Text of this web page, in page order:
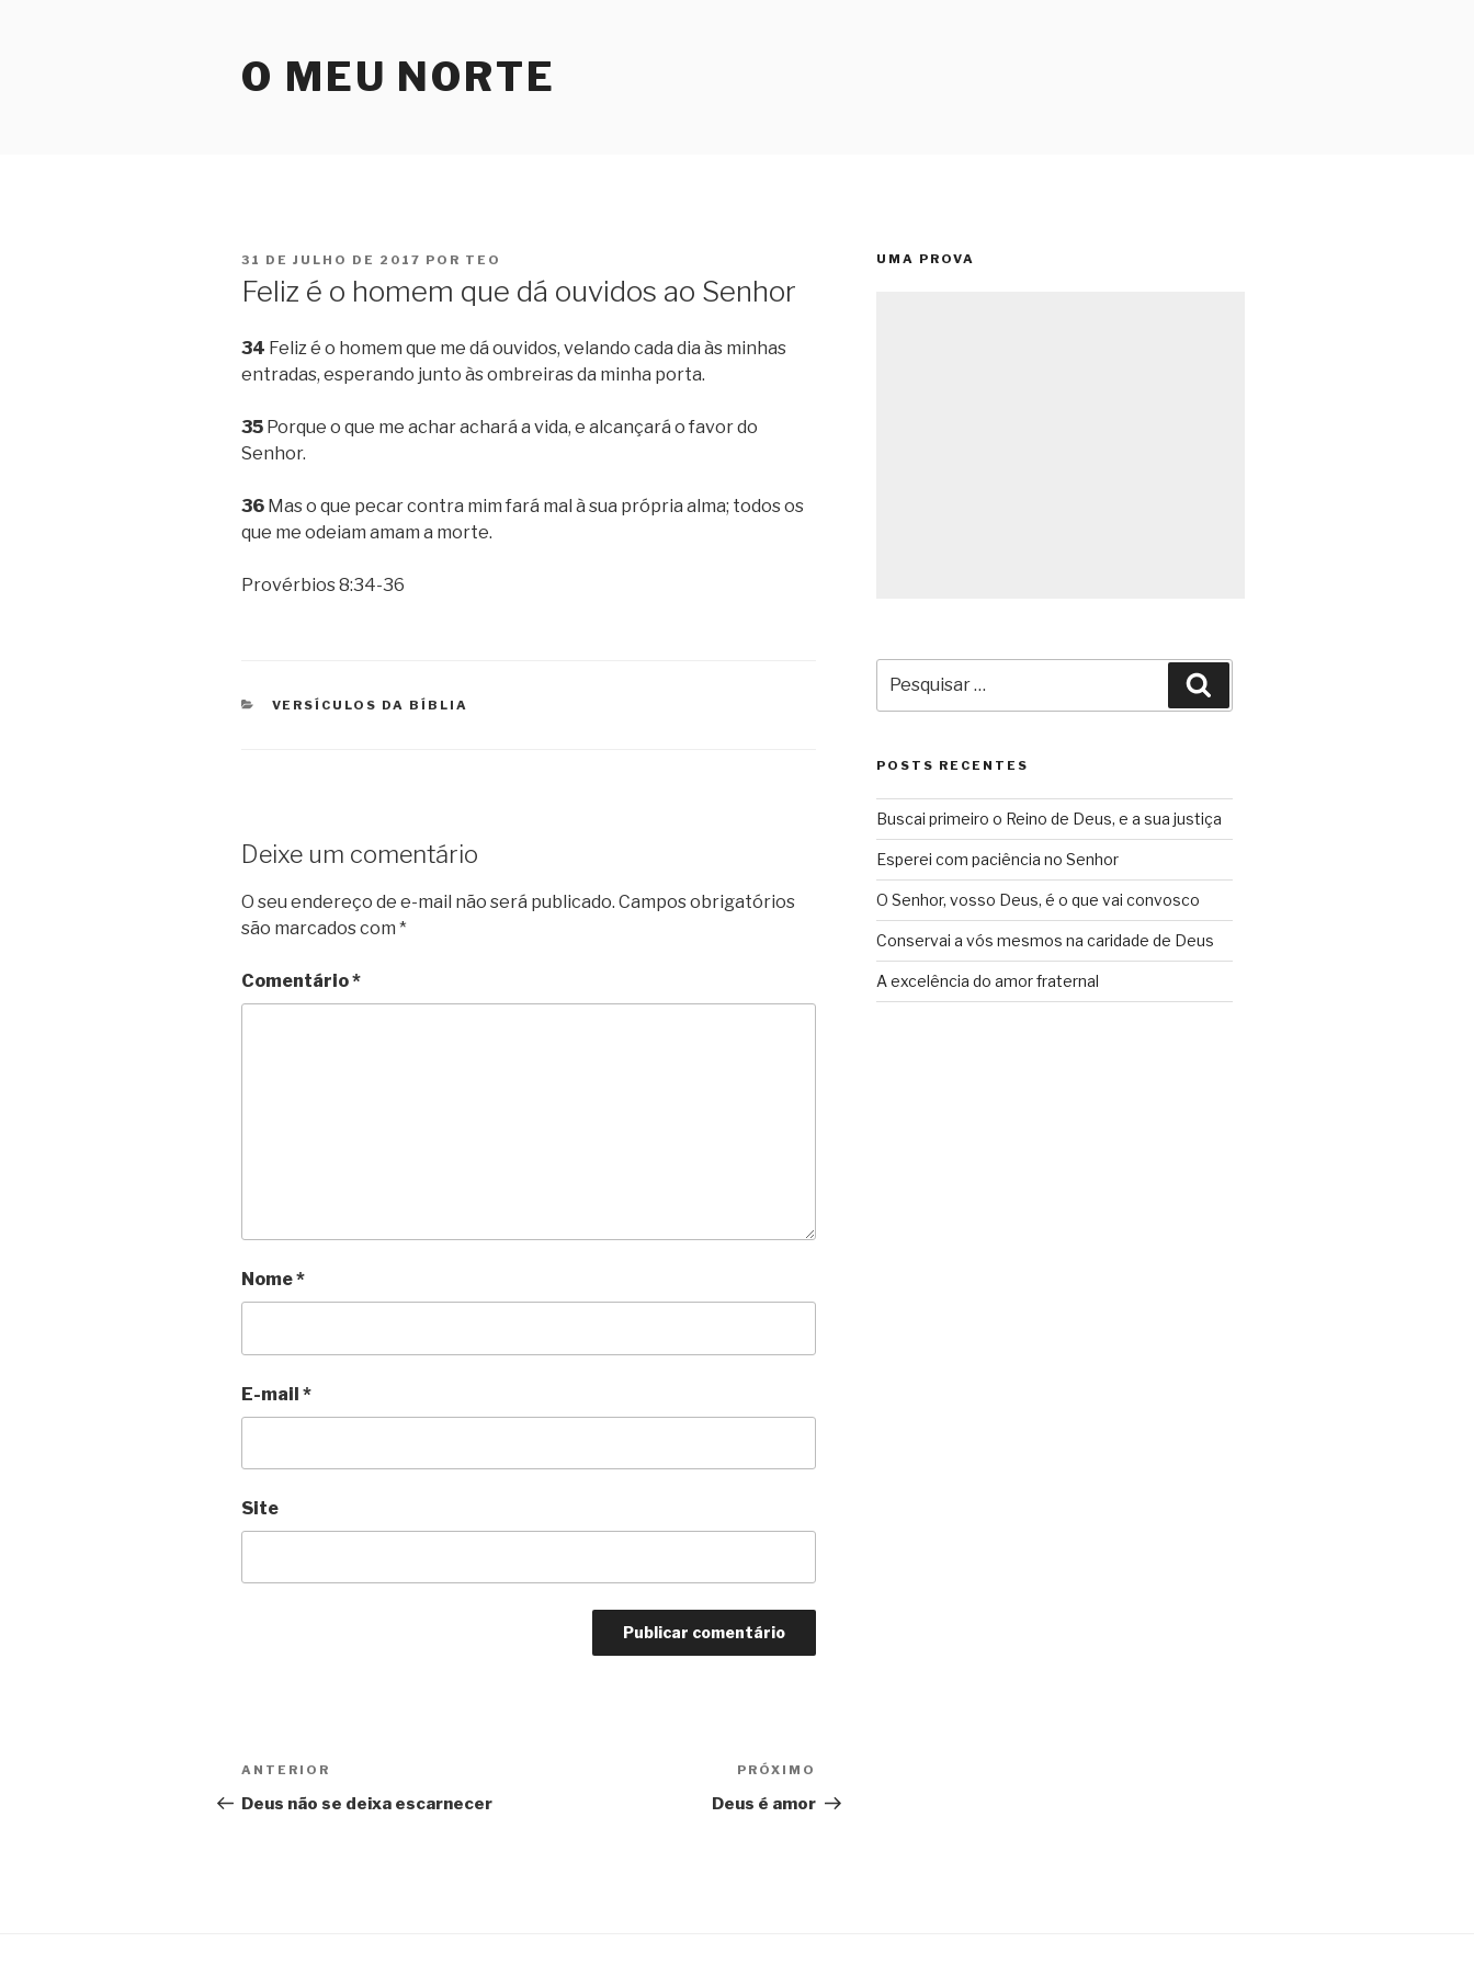
O MEU NORTE
PUBLICADO
31 DE JULHO DE 2017 POR TEO
Feliz é o homem que dá ouvidos ao Senhor
34 Feliz é o homem que me dá ouvidos, velando cada dia às minhas
entradas, esperando junto às ombreiras da minha porta.
35 Porque o que me achar achará a vida, e alcançará o favor do
Senhor.
36 Mas o que pecar contra mim fará mal à sua própria alma; todos os
que me odeiam amam a morte.
Provérbios 8:34-36
CATEGORIAS
VERSÍCULOS DA BÍBLIA
Deixe um comentário
O seu endereço de e-mail não será publicado. Campos obrigatórios
são marcados com *
Comentário*
Nome*
E-mail *
Site
Navegação
de
Post
anterior
ANTERIOR
Deus não se deixa escarnecer
post
PRÓXIMO
Deus é amor
UMA PROVA
por:
POSTS RECENTES
Buscai primeiro o Reino de Deus, e a sua justiça
Esperei com paciência no Senhor
O Senhor, vosso Deus, é o que vai convosco
Conservai a vós mesmos na caridade de Deus
A excelência do amor fraternal